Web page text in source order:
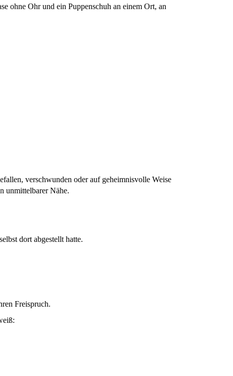
ohne Ohr und ein Puppenschuh an einem Ort, an
verschwunden oder auf geheimnisvolle Weise
unmittelbarer Nähe.
dort abgestellt hatte.
Freispruch.